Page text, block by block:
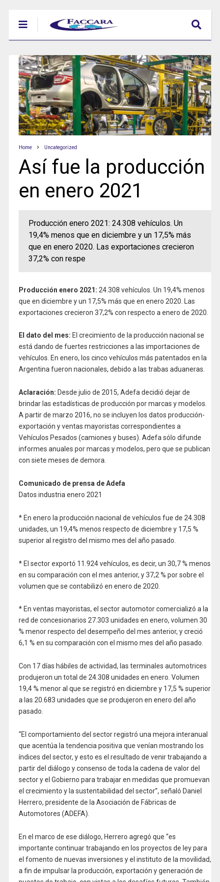
Home Uncategorized
Así fue la producción
en enero 2021
Producción enero 2021: 24.308 vehículos. Un
19,4% menos que en diciembre y un 17,5% más
que en enero 2020. Las exportaciones crecieron
37,2% con respe
Producción enero 2021: 24.308 vehículos. Un 19,4% menos
que en diciembre y un 17,5% más que en enero 2020. Las
exportaciones crecieron 37,2% con respecto a enero de 2020.
El dato del mes: El crecimiento de la producción nacional se
está dando de fuertes restricciones a las importaciones de
vehículos. En enero, los cinco vehículos más patentados en la
Argentina fueron nacionales, debido a las trabas aduaneras.
Aclaración: Desde julio de 2015, Adefa decidió dejar de
brindar las estadísticas de producción por marcas y modelos.
A partir de marzo 2016, no se incluyen los datos producción-
exportación y ventas mayoristas correspondientes a
Vehículos Pesados (camiones y buses). Adefa sólo difunde
informes anuales por marcas y modelos, pero que se publican
con siete meses de demora.
Comunicado de prensa de Adefa
Datos industria enero 2021
* En enero la producción nacional de vehículos fue de 24.308
unidades, un 19,4% menos respecto de diciembre y 17,5 %
superior al registro del mismo mes del año pasado.
* El sector exportó 11.924 vehículos, es decir, un 30,7 % menos
en su comparación con el mes anterior, y 37,2 % por sobre el
volumen que se contabilizó en enero de 2020.
* En ventas mayoristas, el sector automotor comercializó a la
red de concesionarios 27.303 unidades en enero, volumen 30
% menor respecto del desempeño del mes anterior, y creció
6,1 % en su comparación con el mismo mes del año pasado.
Con 17 días hábiles de actividad, las terminales automotrices
produjeron un total de 24.308 unidades en enero. Volumen
19,4 % menor al que se registró en diciembre y 17,5 % superior
a las 20.683 unidades que se produjeron en enero del año
pasado.
“El comportamiento del sector registró una mejora interanual
que acentúa la tendencia positiva que venían mostrando los
índices del sector, y esto es el resultado de venir trabajando a
partir del diálogo y consenso de toda la cadena de valor del
sector y el Gobierno para trabajar en medidas que promuevan
el crecimiento y la sustentabilidad del sector”, señaló Daniel
Herrero, presidente de la Asociación de Fábricas de
Automotores (ADEFA).
En el marco de ese diálogo, Herrero agregó que “es
importante continuar trabajando en los proyectos de ley para
el fomento de nuevas inversiones y el instituto de la movilidad,
a fin de impulsar la producción, exportación y generación de